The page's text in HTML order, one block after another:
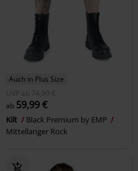
Auch in Plus Size
UVP
ab 74,99 €
ab 59,99 €
Kilt
Black Premium by EMP
Mittellanger Rock